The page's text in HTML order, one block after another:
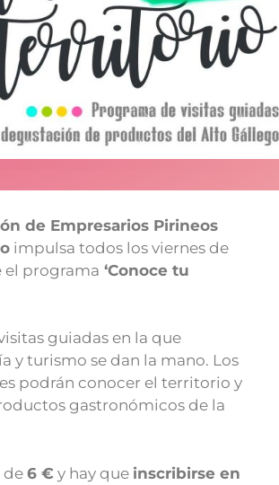
de Empresarios Pirineos
impulsa todos los viernes de
programa ‘Conoce tu
guiadas en la que
y turismo se dan la mano. Los
podrán conocer el territorio y
gastronómicos de la
de 6 € y hay que inscribirse en